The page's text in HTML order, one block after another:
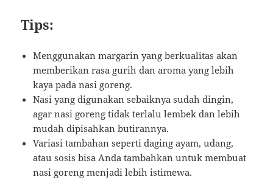
Tips:
Menggunakan margarin yang berkualitas akan
memberikan rasa gurih dan aroma yang lebih
kaya pada nasi goreng.
Nasi yang digunakan sebaiknya sudah dingin,
agar nasi goreng tidak terlalu lembek dan lebih
mudah dipisahkan butirannya.
Variasi tambahan seperti daging ayam, udang,
atau sosis bisa Anda tambahkan untuk membuat
nasi goreng menjadi lebih istimewa.